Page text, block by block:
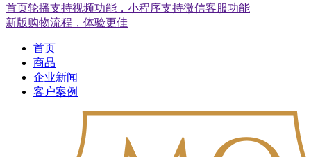
首页轮播支持视频功能，小程序支持微信客服功能
新版购物流程，体验更佳
首页
商品
企业新闻
客户案例